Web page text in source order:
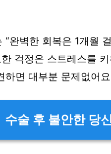
완벽한 회복은 1개월
걱정은 스트레스를
하면 대부분 문제없어
수술 후 불안한 당